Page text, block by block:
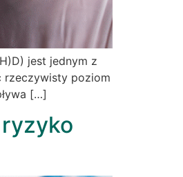
jest jednym z
rzeczywisty poziom
[…]